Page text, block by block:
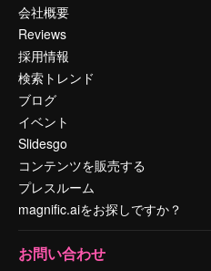
会社概要
Reviews
採用情報
検索トレンド
ブログ
イベント
Slidesgo
コンテンツを販売する
プレスルーム
magnific.aiをお探しですか？
お問い合わせ